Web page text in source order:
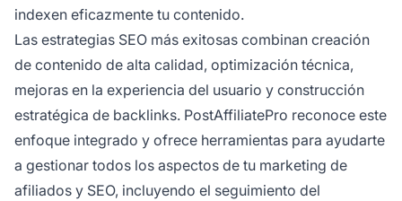
indexen eficazmente tu contenido.
Las estrategias SEO más exitosas combinan creación
de contenido de alta calidad, optimización técnica,
mejoras en la experiencia del usuario y construcción
estratégica de backlinks. PostAffiliatePro reconoce este
enfoque integrado y ofrece herramientas para ayudarte
a gestionar todos los aspectos de tu marketing de
afiliados y SEO, incluyendo el seguimiento del